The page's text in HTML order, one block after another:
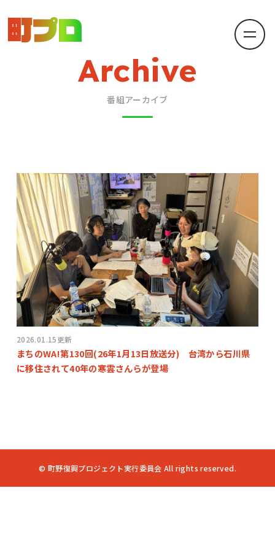
Archive
番組アーカイブ
2026.01.15更新
まちのWA!第130回(26年1月13日放送分) 台湾から石川県
に移住されて40年の寒雲さんらが登場
© 町野復興プロジェクト実行委員会 All rights reserved.